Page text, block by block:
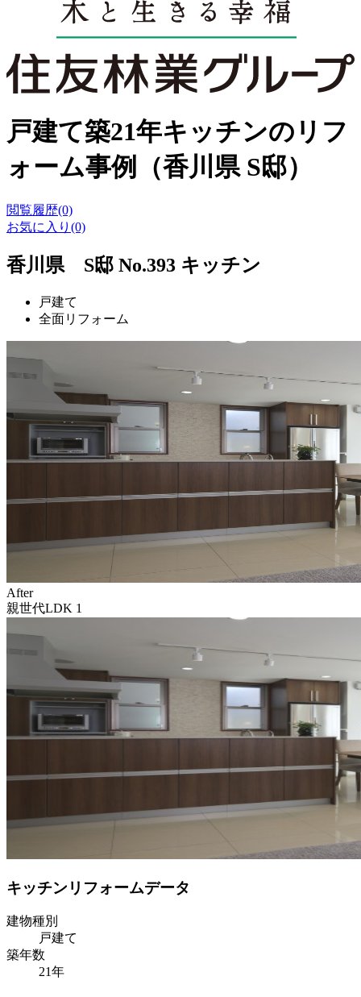
戸建て築21年キッチンのリフ
ォーム事例（香川県 S邸）
閲覧履歴(0)
お気に入り(0)
香川県 S邸 No.393 キッチン
戸建て
全面リフォーム
After
親世代LDK 1
キッチンリフォームデータ
建物種別
戸建て
築年数
21年